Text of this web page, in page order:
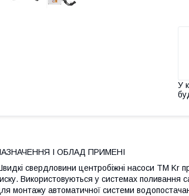
У
І ОБЛАД ПРИМЕНІ
свердловини центробіжні насоси ТМ Kr
Використовуються у системах поливання
монтажу автоматичної системи